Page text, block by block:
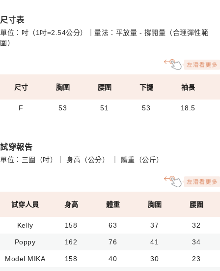
尺寸表
單位：吋（1吋=2.54公分）｜量法：平放量 - 撐開量（合理彈性範
圍）
尺寸 胸圍 腰圍 下擺 袖長
F 53 51 53 18.5
試穿報告
單位：三圍（吋）｜ 身高（公分） ｜ 體重（公斤）
試穿人員 身高 體重 胸圍 腰圍
Kelly 158 63 37 32
Poppy 162 76 41 34
Model MIKA 158 40 30 23